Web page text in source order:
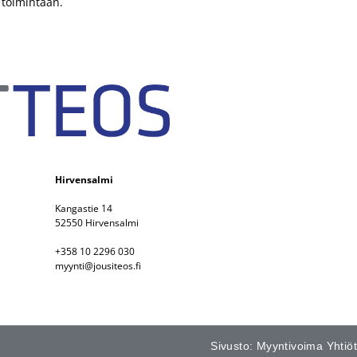
Hirvensalmi
Kangastie 14
52550 Hirvensalmi
+358 10 2296 030
myynti@jousiteos.fi
Sivusto: Myyntivoima Yhtiöt